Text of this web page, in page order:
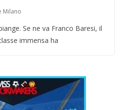
Milano
Se ne va Franco Baresi, il
immensa ha